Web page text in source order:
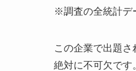
※調査の全統計デ
この企業で出題
絶対に不可欠です